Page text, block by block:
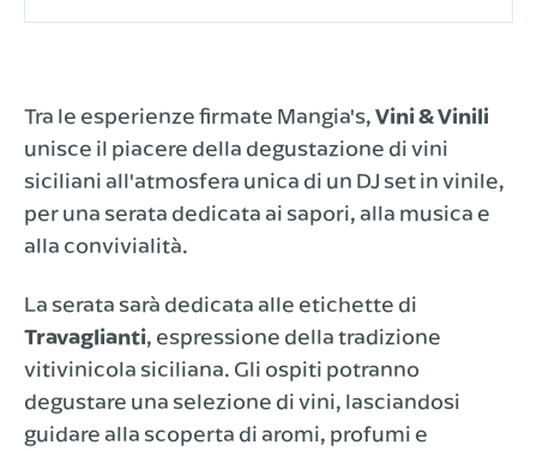
Tra le esperienze firmate Mangia's,Vini & Vinili
unisce il piacere della degustazione di vini
siciliani all'atmosfera unica di un DJ set in vinile,
per una serata dedicata ai sapori, alla musica e
alla convivialità.
La serata sarà dedicata alle etichette di
Travaglianti, espressione della tradizione
vitivinicola siciliana. Gli ospiti potranno
degustare una selezione di vini, lasciandosi
guidare alla scoperta di aromi, profumi e